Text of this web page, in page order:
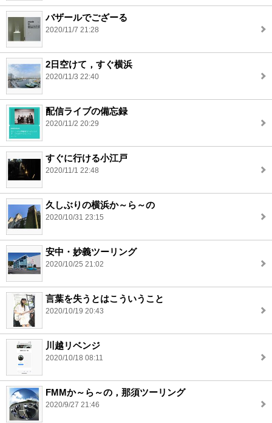
バザールでござーる
2020/11/7 21:28
2日空けて，すぐ横浜
2020/11/3 22:40
配信ライブの備忘録
2020/11/2 20:29
すぐに行ける小江戸
2020/11/1 22:48
久しぶりの横浜か～ら～の
2020/10/31 23:15
安中・妙義ツーリング
2020/10/25 21:02
言葉を失うとはこういうこと
2020/10/19 20:43
川越リベンジ
2020/10/18 08:11
FMMか～ら～の，那須ツーリング
2020/9/27 21:46